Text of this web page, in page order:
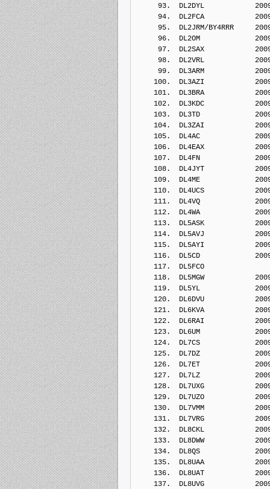
93.  DL2DYL
94.  DL2FCA
95.  DL2JRM/BY4RRR
96.  DL2OM
97.  DL2SAX
98.  DL2VRL
99.  DL3ARM
100.  DL3AZI
101.  DL3BRA
102.  DL3KDC
103.  DL3TD
104.  DL3ZAI
105.  DL4AC
106.  DL4EAX
107.  DL4FN
108.  DL4JYT
109.  DL4ME
110.  DL4UCS
111.  DL4VQ
112.  DL4WA
113.  DL5ASK
114.  DL5AVJ
115.  DL5AYI
116.  DL5CD
117.  DL5FCO
118.  DL5MGW
119.  DL5YL
120.  DL6DVU
121.  DL6KVA
122.  DL6RAI
123.  DL6UM
124.  DL7CS
125.  DL7DZ
126.  DL7ET
127.  DL7LZ
128.  DL7UXG
129.  DL7UZO
130.  DL7VMM
131.  DL7VRG
132.  DL8CKL
133.  DL8DWW
134.  DL8QS
135.  DL8UAA
136.  DL8UAT
137.  DL8UVG